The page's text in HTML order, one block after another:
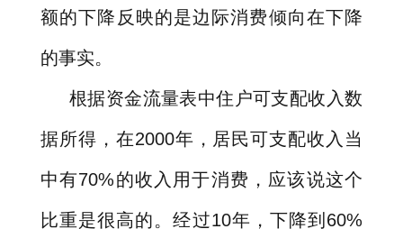
额的下降反映的是边际消费倾向在下降
的事实。
根据资金流量表中住户可支配收入数
据所得，在2000年，居民可支配收入当
中有70%的收入用于消费，应该说这个
比重是很高的。经过10年，下降到 60%